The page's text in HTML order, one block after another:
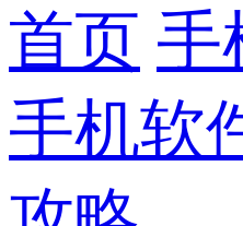
首页 手
手机软